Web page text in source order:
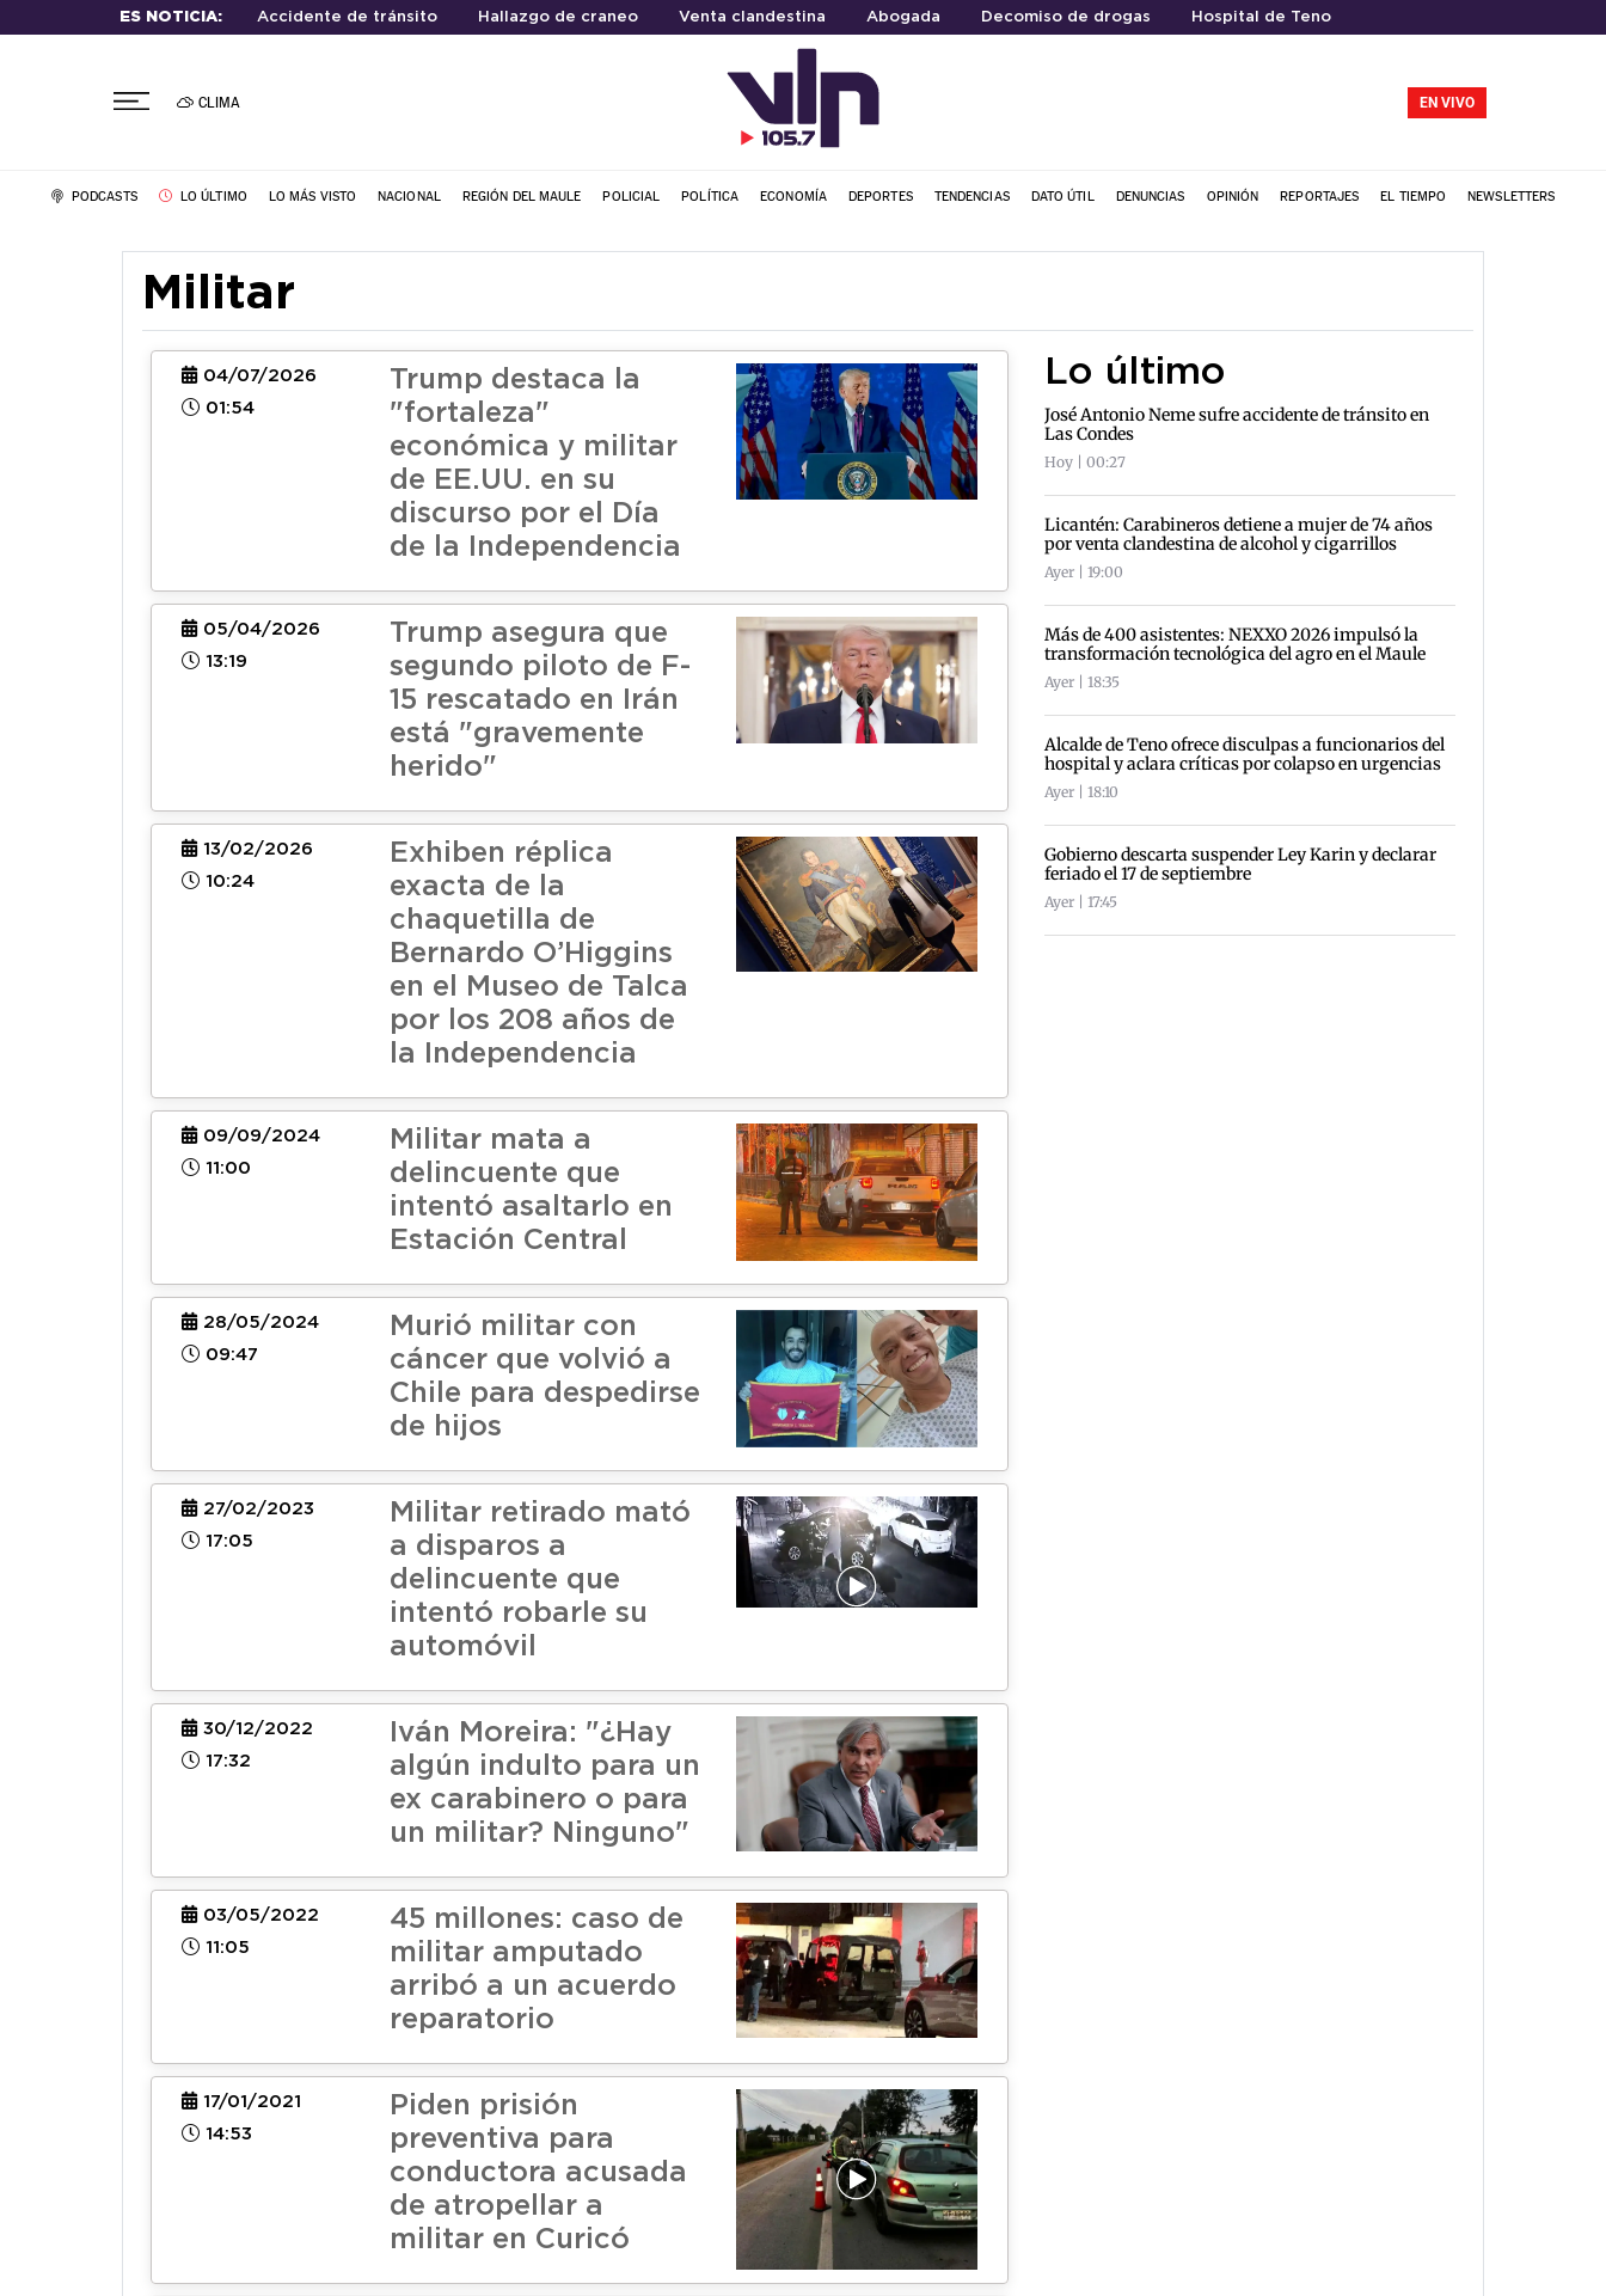
ES NOTICIA: Accidente de tránsito Hallazgo de craneo Venta clandestina Abogada Decomiso de drogas Hospital de Teno
CLIMA EN VIVO
PODCASTS LO ÚLTIMO LO MÁS VISTO NACIONAL REGIÓN DEL MAULE POLICIAL POLÍTICA ECONOMÍA DEPORTES TENDENCIAS DATO ÚTIL DENUNCIAS OPINIÓN REPORTAJES EL TIEMPO NEWSLETTERS
Militar
04/07/2026
01:54
Trump destaca la
"fortaleza"
económica y militar
de EE.UU. en su
discurso por el Día
de la Independencia
05/04/2026
13:19
Trump asegura que
segundo piloto de F-
15 rescatado en Irán
está "gravemente
herido"
13/02/2026
10:24
Exhiben réplica
exacta de la
chaquetilla de
Bernardo O’Higgins
en el Museo de Talca
por los 208 años de
la Independencia
09/09/2024
11:00
Militar mata a
delincuente que
intentó asaltarlo en
Estación Central
28/05/2024
09:47
Murió militar con
cáncer que volvió a
Chile para despedirse
de hijos
27/02/2023
17:05
Militar retirado mató
a disparos a
delincuente que
intentó robarle su
automóvil
30/12/2022
17:32
Iván Moreira: "¿Hay
algún indulto para un
ex carabinero o para
un militar? Ninguno"
03/05/2022
11:05
45 millones: caso de
militar amputado
arribó a un acuerdo
reparatorio
17/01/2021
14:53
Piden prisión
preventiva para
conductora acusada
de atropellar a
militar en Curicó
Lo último
José Antonio Neme sufre accidente de tránsito en
Las Condes
Hoy | 00:27
Licantén: Carabineros detiene a mujer de 74 años
por venta clandestina de alcohol y cigarrillos
Ayer | 19:00
Más de 400 asistentes: NEXXO 2026 impulsó la
transformación tecnológica del agro en el Maule
Ayer | 18:35
Alcalde de Teno ofrece disculpas a funcionarios del
hospital y aclara críticas por colapso en urgencias
Ayer | 18:10
Gobierno descarta suspender Ley Karin y declarar
feriado el 17 de septiembre
Ayer | 17:45